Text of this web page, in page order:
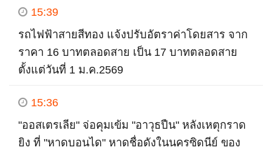
15:39
รถไฟฟ้าสายสีทอง แจ้งปรับอัตราค่าโดยสาร จาก
ราคา 16 บาทตลอดสาย เป็น 17 บาทตลอดสาย
ตั้งแต่วันที่ 1 ม.ค.2569
15:36
"ออสเตรเลีย" จ่อคุมเข้ม "อาวุธปืน" หลังเหตุกราด
ยิง ที่ "หาดบอนได" หาดชื่อดังในนครซิดนีย์ ของ